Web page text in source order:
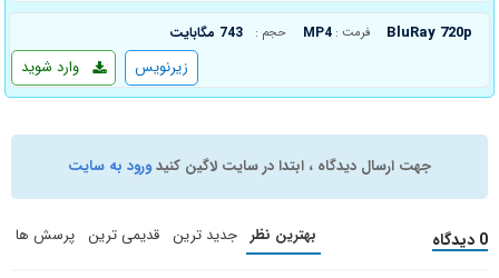
BluRay 720p فرمت : MP4 حجم : 743 مگابایت
وارد شوید زیرنویس
جهت ارسال دیدگاه ، ابتدا در سایت لاگین کنیدورود به سایت
0 دیدگاه بهترین نظر جدید ترین قدیمی ترین پرسش ها